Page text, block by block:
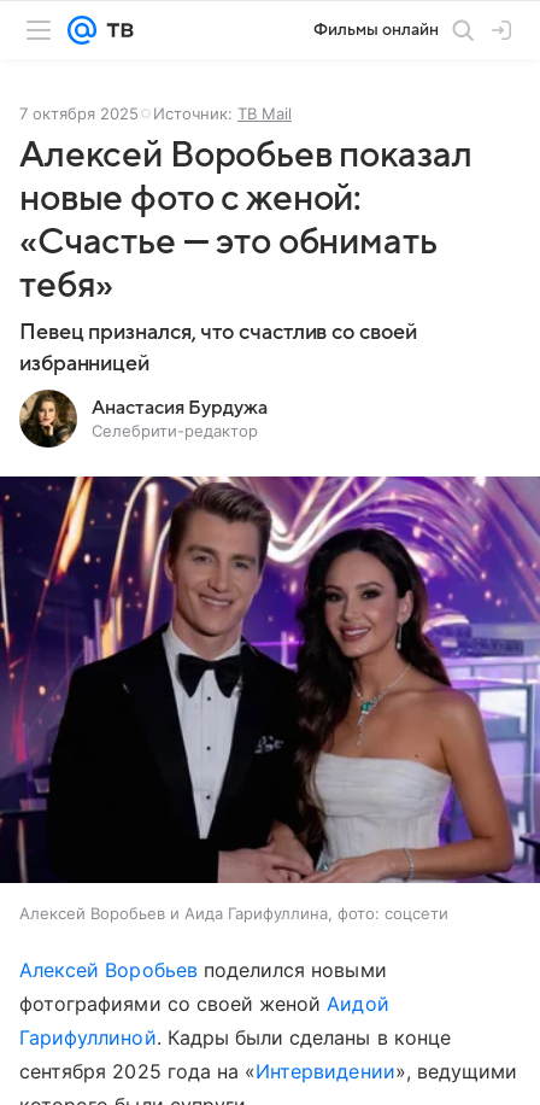
Фильмы онлайн
7 октября 2025 Источник: ТВ Mail
Алексей Воробьев показал
новые фото с женой:
«Счастье — это обнимать
тебя»
Певец признался, что счастлив со своей
избранницей
Анастасия Бурдужа
Селебрити-редактор
Алексей Воробьев и Аида Гарифуллина, фото: соцсети
Алексей Воробьевподелился новыми
фотографиями со своей женой Аидой
Гарифуллиной. Кадры были сделаны в конце
сентября 2025 года на «Интервидении», ведущими